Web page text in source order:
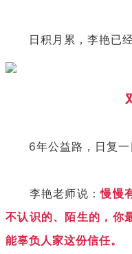
日积月累，李艳已经
6年公益路，日复一
李艳老师说：慢慢
不认识的、陌生的，你
能辜负人家这份信任。